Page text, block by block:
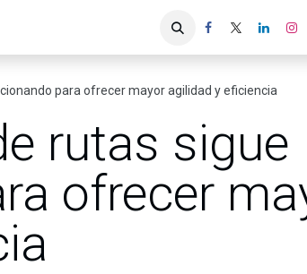
para ofrecer mayor agilidad y eficiencia
rutas sigue
ofrecer